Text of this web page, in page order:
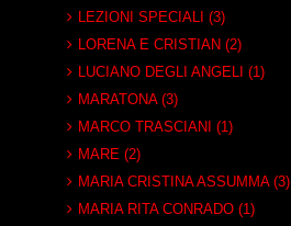
LEZIONI SPECIALI (3)
LORENA E CRISTIAN (2)
LUCIANO DEGLI ANGELI (1)
MARATONA (3)
MARCO TRASCIANI (1)
MARE (2)
MARIA CRISTINA ASSUMMA (3)
MARIA RITA CONRADO (1)